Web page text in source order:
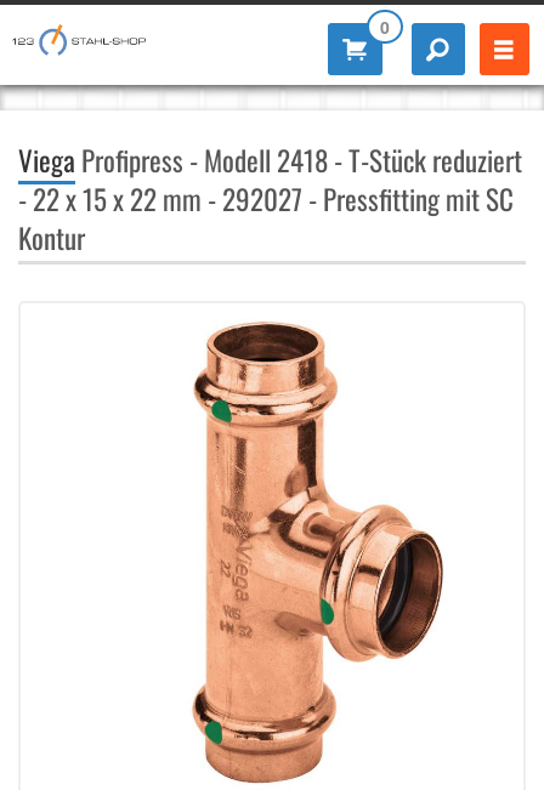
0
Viega Profipress - Modell 2418 - T-Stück reduziert
- 22 x 15 x 22 mm - 292027 - Pressfitting mit SC
Kontur